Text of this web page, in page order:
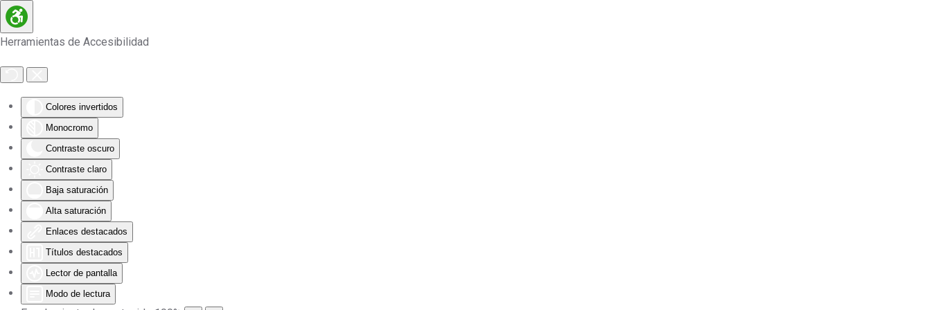
Herramientas de Accesibilidad
Colores invertidos
Monocromo
Contraste oscuro
Contraste claro
Baja saturación
Alta saturación
Enlaces destacados
Títulos destacados
Lector de pantalla
Modo de lectura
Skip to main content